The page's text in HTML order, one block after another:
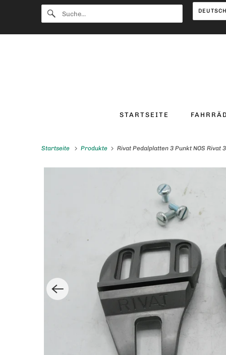
STARTSEITE
Startseite Produkte Rivat Pedalplatten 3 Punkt NOS Rivat